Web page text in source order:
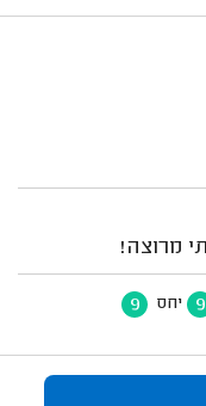
מרוצה!
9 יחס 9